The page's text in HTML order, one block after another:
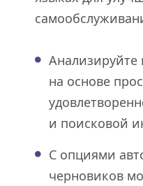
Анализируйте
на основе
и поисковой
С опциями
черновиков